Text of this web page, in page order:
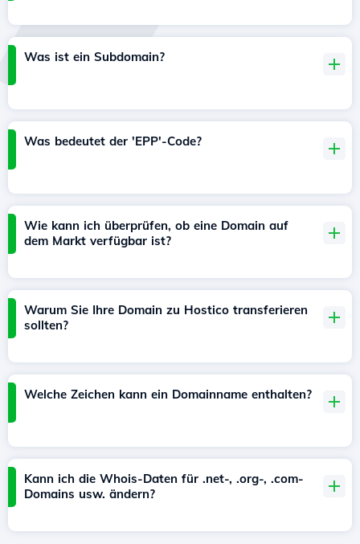
Was ist ein Subdomain?
Was bedeutet der 'EPP'-Code?
Wie kann ich überprüfen, ob eine Domain auf
dem Markt verfügbar ist?
Warum Sie Ihre Domain zu Hostico transferieren
sollten?
Welche Zeichen kann ein Domainname enthalten?
Kann ich die Whois-Daten für .net-, .org-, .com-
Domains usw. ändern?